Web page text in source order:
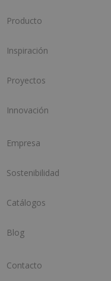
Producto
Inspiración
Proyectos
Innovación
Empresa
Sostenibilidad
Catálogos
Blog
Contacto